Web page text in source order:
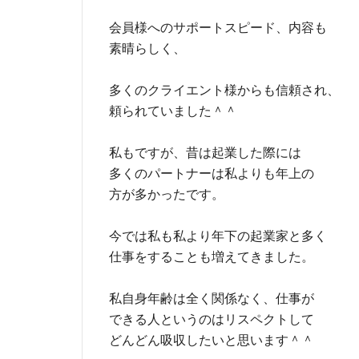
会員様へのサポートスピード、内容も
素晴らしく、
多くのクライエント様からも信頼され、
頼られていました＾＾
私もですが、昔は起業した際には
多くのパートナーは私よりも年上の
方が多かったです。
今では私も私より年下の起業家と多く
仕事をすることも増えてきました。
私自身年齢は全く関係なく、仕事が
できる人というのはリスペクトして
どんどん吸収したいと思います＾＾